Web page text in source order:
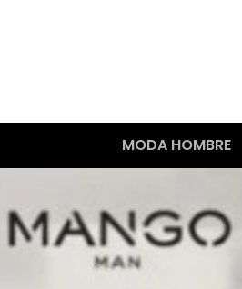
MODA HOMBRE